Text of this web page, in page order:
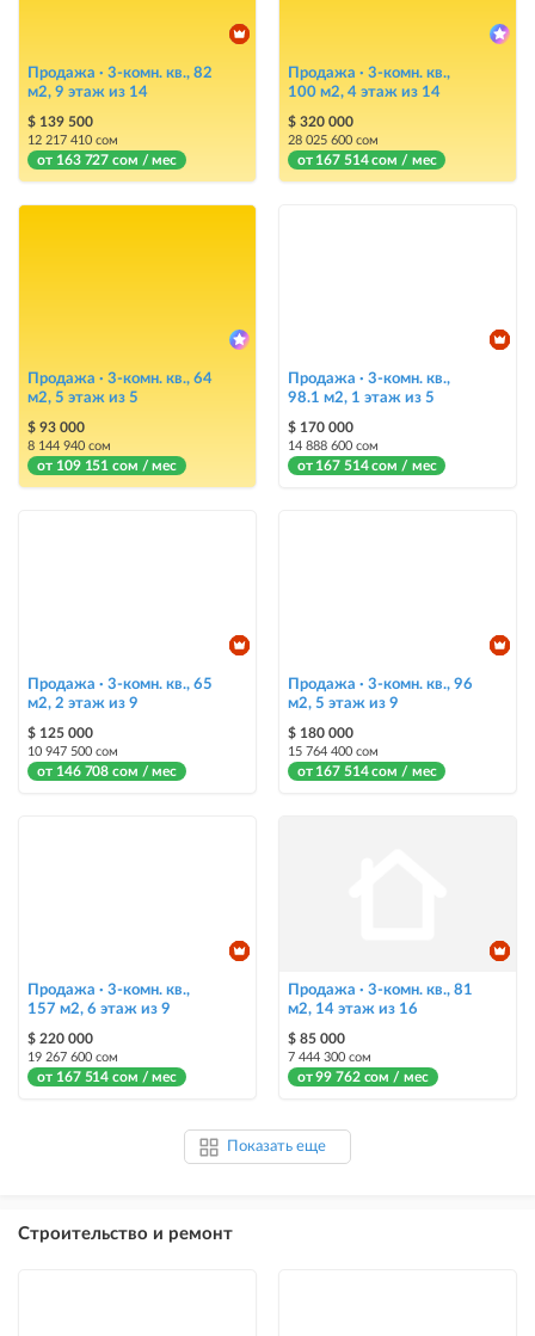
размещение объявления на Instagram аккаунте @house_kg и на
Telegram канале + платное продвижение на Instagram
Выделить цветом
выделение объявления цветом среди других объявлений
Авто UP
Стикеры
Яркие стикеры с опциями, выделят ваш объект среди остальных и
помогут продать быстрее
Продажа · 3-комн. кв., 82
м2, 9 этаж из 14
$ 139 500
12 217 410 сом
от 163 727 сом / мес
Продажа · 3-комн. кв.,
100 м2, 4 этаж из 14
$ 320 000
28 025 600 сом
от 167 514 сом / мес
Продажа · 3-комн. кв., 64
м2, 5 этаж из 5
$ 93 000
8 144 940 сом
от 109 151 сом / мес
Продажа · 3-комн. кв.,
98.1 м2, 1 этаж из 5
$ 170 000
14 888 600 сом
от 167 514 сом / мес
Продажа · 3-комн. кв., 65
м2, 2 этаж из 9
$ 125 000
10 947 500 сом
от 146 708 сом / мес
Продажа · 3-комн. кв., 96
м2, 5 этаж из 9
$ 180 000
15 764 400 сом
от 167 514 сом / мес
Продажа · 3-комн. кв.,
157 м2, 6 этаж из 9
$ 220 000
19 267 600 сом
от 167 514 сом / мес
Продажа · 3-комн. кв., 81
м2, 14 этаж из 16
$ 85 000
7 444 300 сом
от 99 762 сом / мес
Показать еще
Строительство и ремонт